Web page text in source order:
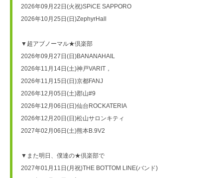
2026年09月22日(火祝)SPiCE SAPPORO
2026年10月25日(日)ZephyrHall
▼超アブノーマル★倶楽部
2026年09月27日(日)BANANAHAIL
2026年11月14日(土)神戸VARIT，
2026年11月15日(日)京都FANJ
2026年12月05日(土)郡山#9
2026年12月06日(日)仙台ROCKATERIA
2026年12月20日(日)松山サロンキティ
2027年02月06日(土)熊本B.9V2
▼また明日、僕達の★倶楽部で
2027年01月11日(月祝)THE BOTTOM LINE(バンド)